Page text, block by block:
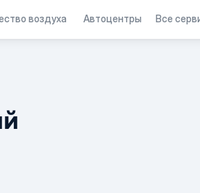
воздуха Автоцентры Все